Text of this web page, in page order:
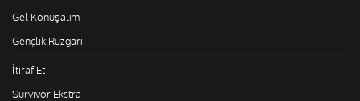
Gel Konuşalım
Gençlik Rüzgarı
İtiraf Et
Survivor Ekstra